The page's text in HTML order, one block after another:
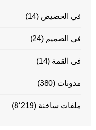
في الحضيض (14)
في الصميم (24)
في القمة (14)
مدونات (380)
ملفات ساخنة (8٬219)